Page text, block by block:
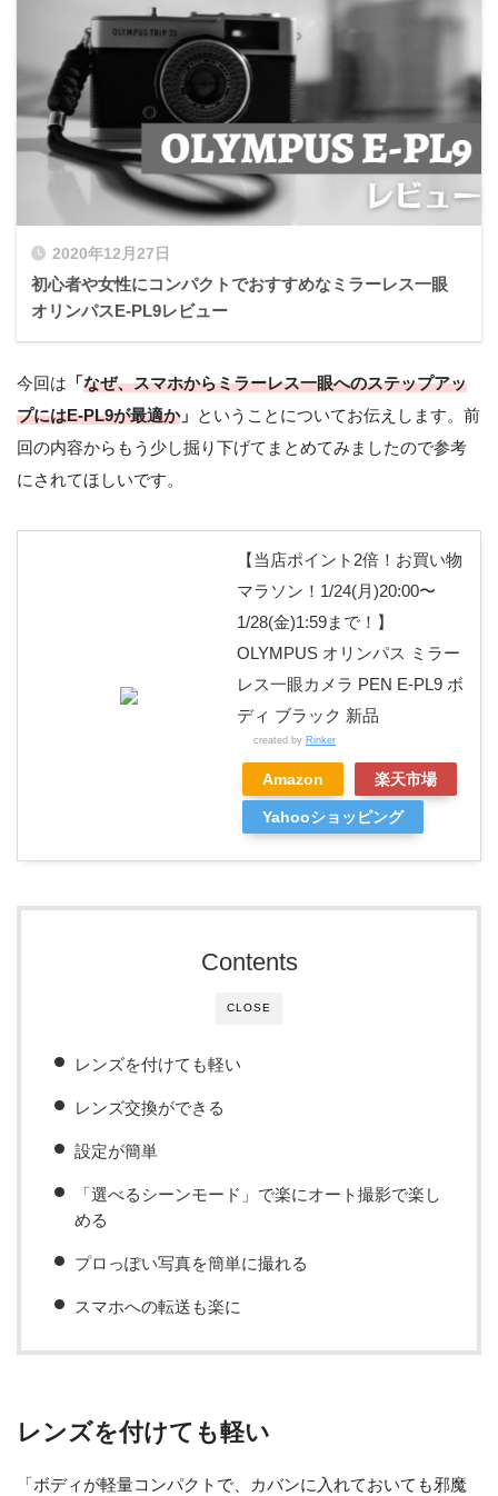
2020年12月27日
初心者や女性にコンパクトでおすすめなミラーレス一眼
オリンパスE-PL9レビュー
今回は 「なぜ、スマホからミラーレス一眼へのステップアッ
プにはE-PL9が最適か」 ということについてお伝えします。前
回の内容からもう少し掘り下げてまとめてみましたので参考
にされてほしいです。
【当店ポイント2倍！お買い物
マラソン！1/24(月)20:00〜
1/28(金)1:59まで！】
OLYMPUS オリンパス ミラー
レス一眼カメラ PEN E-PL9 ボ
ディ ブラック 新品
created by Rinker
Amazon 楽天市場
Yahooショッピング
CLOSE
Contents
レンズを付けても軽い
レンズ交換ができる
設定が簡単
「選べるシーンモード」で楽にオート撮影で楽し
める
プロっぽい写真を簡単に撮れる
スマホへの転送も楽に
レンズを付けても軽い
「ボディが軽量コンパクトで、カバンに入れておいても邪魔